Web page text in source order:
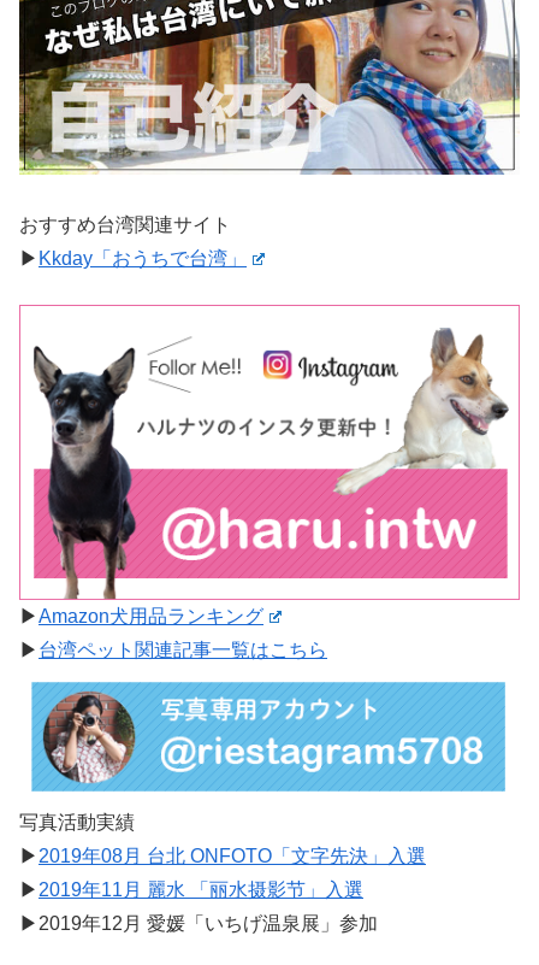
おすすめ台湾関連サイト
▶︎ Kkday「おうちで台湾」
▶︎Amazon犬用品ランキング
▶︎ 台湾ペット関連記事一覧はこちら
写真活動実績
▶︎ 2019年08月 台北 ONFOTO「文字先決」入選
▶︎ 2019年11月 麗水 「丽水摄影节」入選
▶︎2019年12月 愛媛「いちげ温泉展」参加